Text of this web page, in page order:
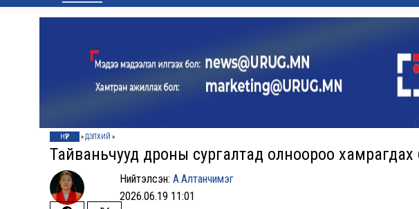
НҮҮР »ДЭЛХИЙ »
Тайваньчууд дроны сургалтад олноороо хамрагдах
Нийтэлсэн:А.Алтанчимэг
2026.06.19 11:01